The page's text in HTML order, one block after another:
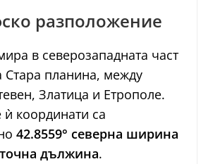
разположение
в северозападната част
Стара планина, между
Златица и Етрополе.
ѝ координати са
42.8559° северна ширина
дължина.